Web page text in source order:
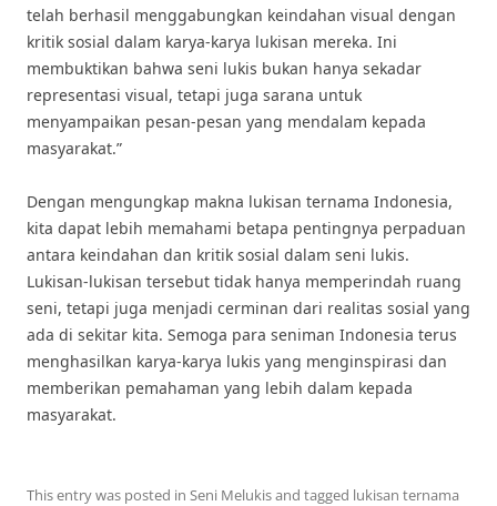
telah berhasil menggabungkan keindahan visual dengan
kritik sosial dalam karya-karya lukisan mereka. Ini
membuktikan bahwa seni lukis bukan hanya sekadar
representasi visual, tetapi juga sarana untuk
menyampaikan pesan-pesan yang mendalam kepada
masyarakat.”
Dengan mengungkap makna lukisan ternama Indonesia,
kita dapat lebih memahami betapa pentingnya perpaduan
antara keindahan dan kritik sosial dalam seni lukis.
Lukisan-lukisan tersebut tidak hanya memperindah ruang
seni, tetapi juga menjadi cerminan dari realitas sosial yang
ada di sekitar kita. Semoga para seniman Indonesia terus
menghasilkan karya-karya lukis yang menginspirasi dan
memberikan pemahaman yang lebih dalam kepada
masyarakat.
This entry was posted in Seni Melukisand tagged lukisan ternama